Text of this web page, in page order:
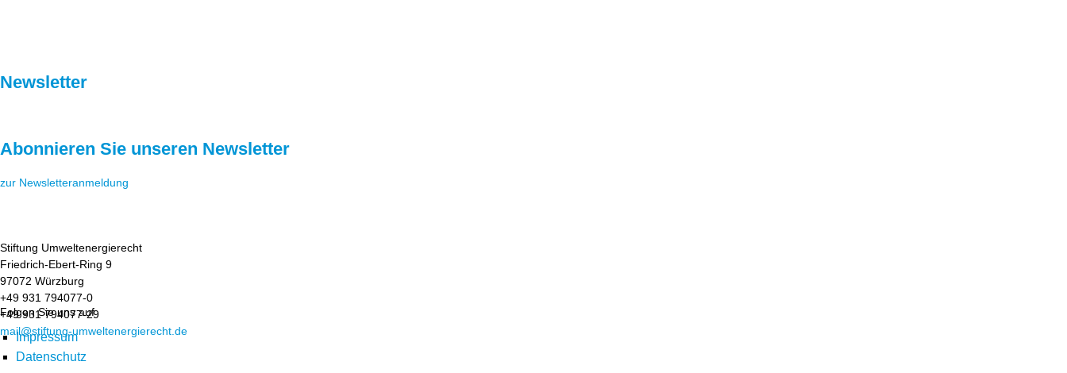
Newsletter
Abonnieren Sie unseren Newsletter
zur Newsletteranmeldung
Stiftung Umweltenergierecht
Friedrich-Ebert-Ring 9
97072 Würzburg
+49 931 794077-0
+49 931 794077-29
mail@stiftung-umweltenergierecht.de
Folgen Sie uns auf
Impressum
Datenschutz